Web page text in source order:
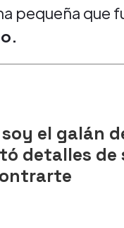
pequeña que
el galán
detalles de